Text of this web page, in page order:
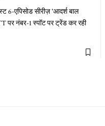
6-एपिसोड सीरीज़ 'आदर्श बाल
पर नंबर-1 स्पॉट पर ट्रेंड कर रही